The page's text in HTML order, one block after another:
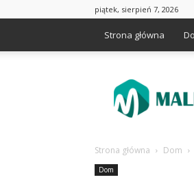
piątek, sierpień 7, 2026
Strona główna
Strona główna Dom
Dom